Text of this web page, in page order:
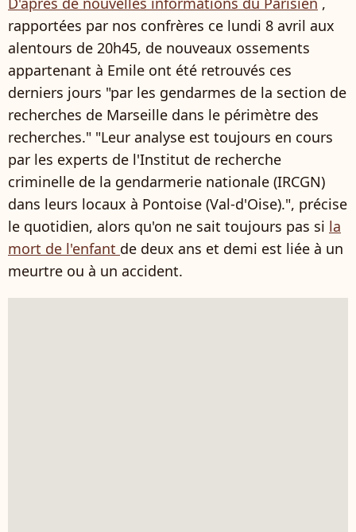
rapportées par nos confrères ce lundi 8 avril aux
alentours de 20h45, de nouveaux ossements
appartenant à Emile ont été retrouvés ces
derniers jours "par les gendarmes de la section de
recherches de Marseille dans le périmètre des
recherches." "Leur analyse est toujours en cours
par les experts de l'Institut de recherche
criminelle de la gendarmerie nationale (IRCGN)
dans leurs locaux à Pontoise (Val-d'Oise).", précise
le quotidien, alors qu'on ne sait toujours pas si la
mort de l'enfant de deux ans et demi est liée à un
meurtre ou à un accident.